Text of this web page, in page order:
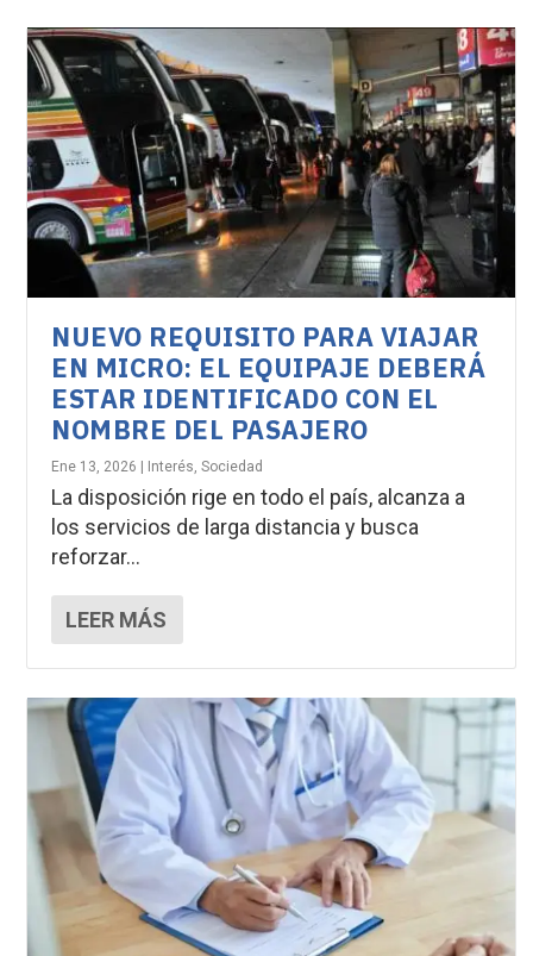
NUEVO REQUISITO PARA VIAJAR
EN MICRO: EL EQUIPAJE DEBERÁ
ESTAR IDENTIFICADO CON EL
NOMBRE DEL PASAJERO
Ene 13, 2026 | Interés,Sociedad
La disposición rige en todo el país, alcanza a
los servicios de larga distancia y busca
reforzar...
LEER MÁS